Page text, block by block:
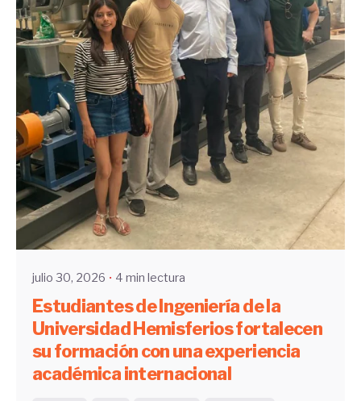
Enviado por
UHE
julio 30, 2026 4 min lectura
Estudiantes de Ingeniería de la
Universidad Hemisferios fortalecen
su formación con una experiencia
académica internacional